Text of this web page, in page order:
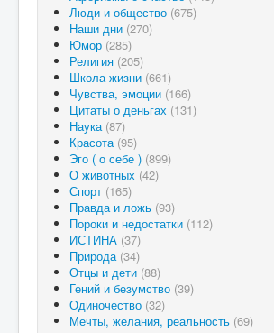
Люди и общество (675)
Наши дни (270)
Юмор (285)
Религия (205)
Школа жизни (661)
Чувства, эмоции (166)
Цитаты о деньгах (131)
Наука (87)
Красота (95)
Эго ( о себе ) (899)
О животных (42)
Спорт (165)
Правда и ложь (93)
Пороки и недостатки (112)
ИСТИНА (37)
Природа (34)
Отцы и дети (88)
Гений и безумство (39)
Одиночество (32)
Мечты, желания, реальность (69)